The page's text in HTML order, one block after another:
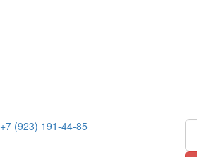
+7 (923) 191-44-85